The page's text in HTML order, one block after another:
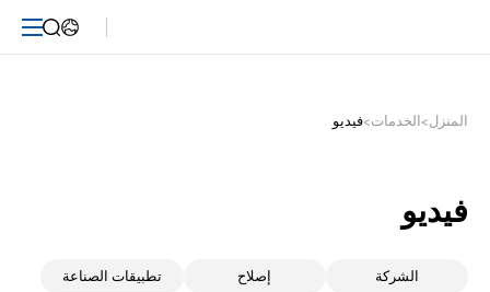
الفيديو-
Emdoor
المنزل>الخدمات>فيديو
فيديو
الشركة إصلاح تطبيقات الصناعة